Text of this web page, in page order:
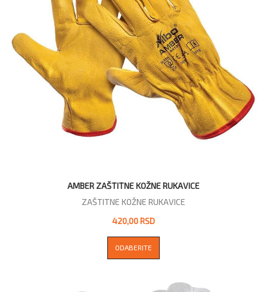
AMBER ZAŠTITNE KOŽNE RUKAVICE
ZAŠTITNE KOŽNE RUKAVICE
420,00 RSD
ODABERITE